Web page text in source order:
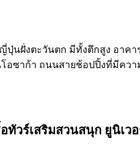
ปุ่นฝั่งตะวันตก มีทั้งตึกสูง อา
ซาก้า ถนนสายช้อปปิ้งที่มีคว
ทัวร์เสริมสวนสนุก ยูนิเว